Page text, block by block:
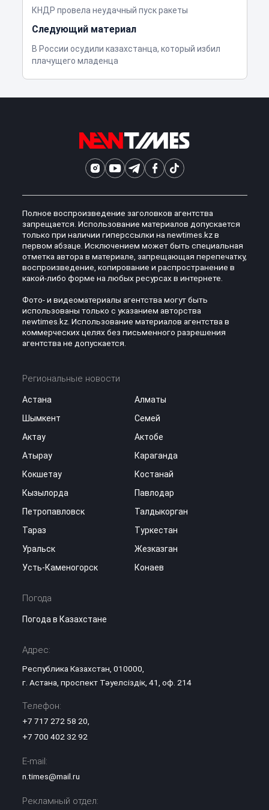
КНДР провела неудачный пуск ракеты
Следующий материал
В России осудили казахстанца, который избил
плачущего младенца
Полное воспроизведение заголовков агентства
запрещается. Использование материалов допускается
только при наличии гиперссылки на newtimes.kz в
первом абзаце. Исключением может быть специальная
отметка автора в материале, запрещающая перепечатку,
воспроизведение, копирование и распространение в
какой-либо форме на любых ресурсах в интернете.
Фото- и видеоматериалы агентства могут быть
использованы только с указанием авторства
newtimes.kz. Использование материалов агентства в
коммерческих целях без письменного разрешения
агентства не допускается.
Региональные новости
Астана
Алматы
Шымкент
Семей
Актау
Актобе
Атырау
Караганда
Кокшетау
Костанай
Кызылорда
Павлодар
Петропавловск
Талдыкорган
Тараз
Туркестан
Уральск
Жезказган
Усть-Каменогорск
Конаев
Погода
Погода в Казахстане
Адрес:
Республика Казахстан, 010000,
г. Астана, проспект Тәуелсіздік, 41, оф. 214
Телефон:
+7 717 272 58 20,
+7 700 402 32 92
E-mail:
n.times@mail.ru
Рекламный отдел: